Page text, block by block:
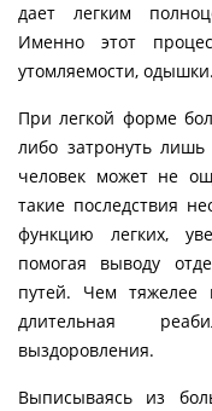
дает легким
Именно этот
утомляемости, одышки.
При легкой форме
либо затронуть
человек может не
такие последствия
функцию легких,
помогая выводу
путей. Чем тяжелее
длительная
выздоровления.
Выписываясь из